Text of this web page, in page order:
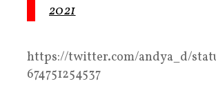
2021
https://twitter.com/andya_d/
674751254537